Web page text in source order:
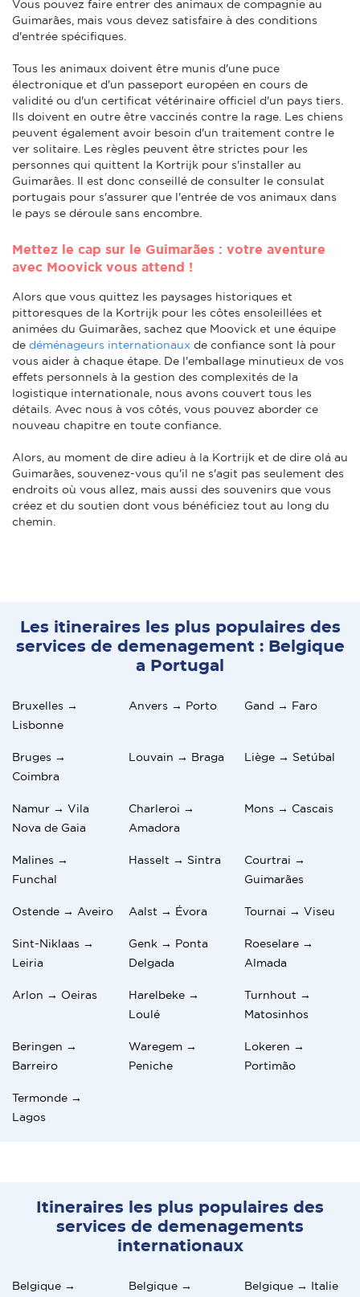
Vous pouvez faire entrer des animaux de compagnie au
Guimarães, mais vous devez satisfaire à des conditions
d'entrée spécifiques.
Tous les animaux doivent être munis d'une puce
électronique et d'un passeport européen en cours de
validité ou d'un certificat vétérinaire officiel d'un pays tiers.
Ils doivent en outre être vaccinés contre la rage. Les chiens
peuvent également avoir besoin d'un traitement contre le
ver solitaire. Les règles peuvent être strictes pour les
personnes qui quittent la Kortrijk pour s'installer au
Guimarães. Il est donc conseillé de consulter le consulat
portugais pour s'assurer que l'entrée de vos animaux dans
le pays se déroule sans encombre.
Mettez le cap sur le Guimarães : votre aventure
avec Moovick vous attend !
Alors que vous quittez les paysages historiques et
pittoresques de la Kortrijk pour les côtes ensoleillées et
animées du Guimarães, sachez que Moovick et une équipe
de déménageurs internationaux de confiance sont là pour
vous aider à chaque étape. De l'emballage minutieux de vos
effets personnels à la gestion des complexités de la
logistique internationale, nous avons couvert tous les
détails. Avec nous à vos côtés, vous pouvez aborder ce
nouveau chapitre en toute confiance.
Alors, au moment de dire adieu à la Kortrijk et de dire olá au
Guimarães, souvenez-vous qu'il ne s'agit pas seulement des
endroits où vous allez, mais aussi des souvenirs que vous
créez et du soutien dont vous bénéficiez tout au long du
chemin.
Les itineraires les plus populaires des
services de demenagement : Belgique
a Portugal
Bruxelles →
Lisbonne
Anvers → Porto Gand → Faro
Bruges →
Coimbra
Louvain → Braga Liège → Setúbal
Namur → Vila
Nova de Gaia
Charleroi →
Amadora
Mons → Cascais
Malines →
Funchal
Hasselt → Sintra
Courtrai →
Guimarães
Ostende → Aveiro Aalst → Évora Tournai → Viseu
Sint-Niklaas →
Leiria
Genk → Ponta
Delgada
Roeselare →
Almada
Arlon → Oeiras
Harelbeke →
Loulé
Turnhout →
Matosinhos
Beringen →
Barreiro
Waregem →
Peniche
Lokeren →
Portimão
Termonde →
Lagos
Itineraires les plus populaires des
services de demenagements
internationaux
Belgique →
Belgique →
Belgique → Italie